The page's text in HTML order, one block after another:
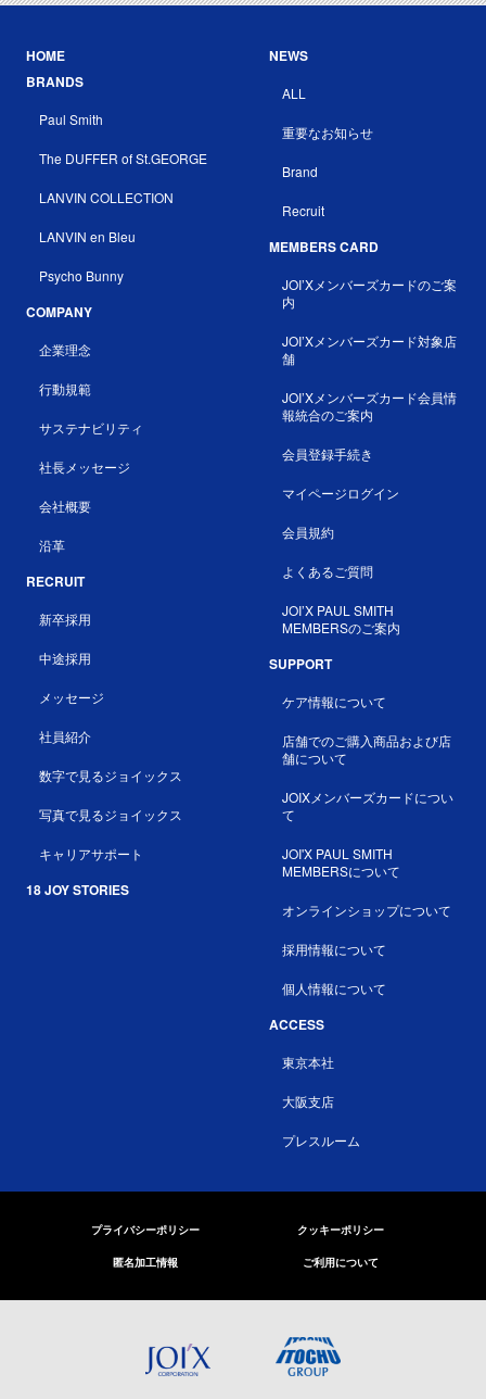
HOME
BRANDS
Paul Smith
The DUFFER of St.GEORGE
LANVIN COLLECTION
LANVIN en Bleu
Psycho Bunny
COMPANY
企業理念
行動規範
サステナビリティ
社長メッセージ
会社概要
沿革
RECRUIT
新卒採用
中途採用
メッセージ
社員紹介
数字で見るジョイックス
写真で見るジョイックス
キャリアサポート
18 JOY STORIES
NEWS
ALL
重要なお知らせ
Brand
Recruit
MEMBERS CARD
JOI’Xメンバーズカードのご案
内
JOI’Xメンバーズカード対象店
舗
JOI’Xメンバーズカード会員情
報統合のご案内
会員登録手続き
マイページログイン
会員規約
よくあるご質問
JOI’X PAUL SMITH
MEMBERSのご案内
SUPPORT
ケア情報について
店舗でのご購入商品および店
舗について
JOIXメンバーズカードについ
て
JOI'X PAUL SMITH
MEMBERSについて
オンラインショップについて
採用情報について
個人情報について
ACCESS
東京本社
大阪支店
プレスルーム
プライバシーポリシー クッキーポリシー
匿名加工情報 ご利用について